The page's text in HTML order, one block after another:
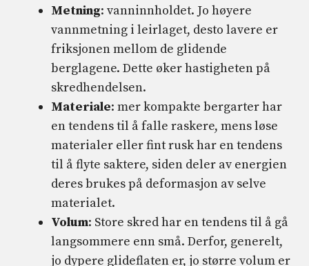
Metning: vanninnholdet. Jo høyere
vannmetning i leirlaget, desto lavere er
friksjonen mellom de glidende
berglagene. Dette øker hastigheten på
skredhendelsen.
Materiale: mer kompakte bergarter har
en tendens til å falle raskere, mens løse
materialer eller fint rusk har en tendens
til å flyte saktere, siden deler av energien
deres brukes på deformasjon av selve
materialet.
Volum: Store skred har en tendens til å gå
langsommere enn små. Derfor, generelt,
jo dypere glideflaten er, jo større volum er